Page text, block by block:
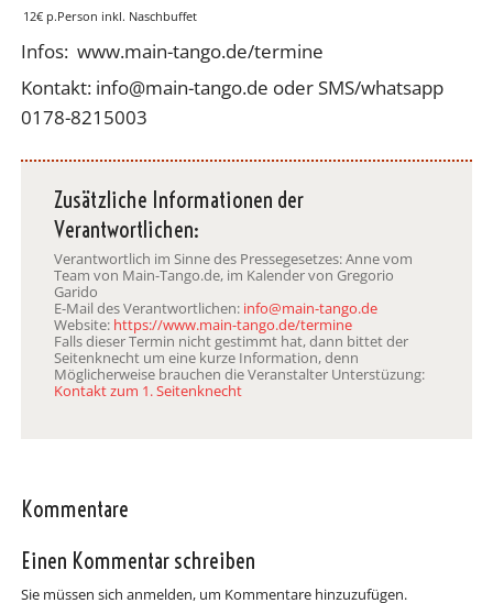
12€ p.Person inkl. Naschbuffet
Infos: www.main-tango.de/termine
Kontakt: info@main-tango.de oder SMS/whatsapp
0178-8215003
Zusätzliche Informationen der
Verantwortlichen:
Verantwortlich im Sinne des Pressegesetzes: Anne vom
Team von Main-Tango.de, im Kalender von Gregorio
Garido
E-Mail des Verantwortlichen: info@main-tango.de
Website: https://www.main-tango.de/termine
Falls dieser Termin nicht gestimmt hat, dann bittet der
Seitenknecht um eine kurze Information, denn
Möglicherweise brauchen die Veranstalter Unterstüzung:
Kontakt zum 1. Seitenknecht
Kommentare
Einen Kommentar schreiben
Sie müssen sich anmelden, um Kommentare hinzuzufügen.